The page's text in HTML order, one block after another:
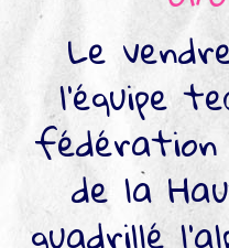
Le
l'équipe
fédération
de la